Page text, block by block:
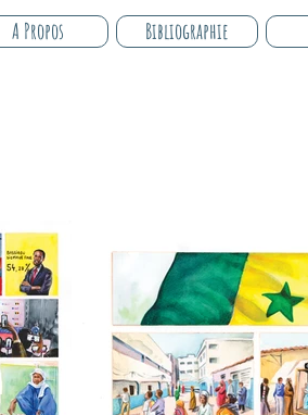
A Propos Bibliographie